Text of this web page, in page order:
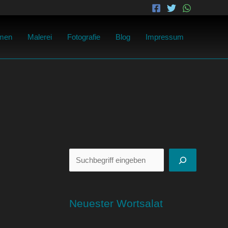
Malerei Fotografie Blog Impressum
Neuester Wortsalat